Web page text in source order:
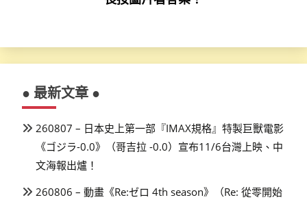
● 最新文章 ●
260807 – 日本史上第一部『IMAX規格』特製巨獸電影
《ゴジラ-0.0》（哥吉拉 -0.0）宣布11/6台灣上映、中
文海報出爐！
260806 – 動畫《Re:ゼロ 4th season》（Re: 從零開始